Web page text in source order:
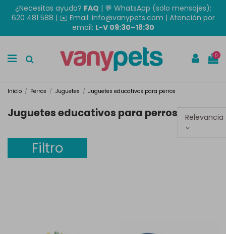
¿Necesitas ayuda? FAQ | 💬 WhatsApp (solo mensajes):
620 481 588 | ✉️ Email: info@vanypets.com | Atención por
email: L-V 09:30–18:30
0
Inicio Perros Juguetes Juguetes educativos para perros
Juguetes educativos para perros Relevancia
Filtro